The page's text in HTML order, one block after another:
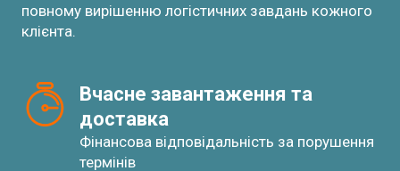
повному вирішенню логістичних завдань кожного
клієнта.
Вчасне завантаження та
доставка
Фінансова відповідальність за порушення
термінів